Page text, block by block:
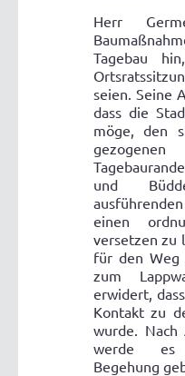
Herr
Tagebau
seien. Seine
dass die
möge, den
und
einen
versetzen zu
für den Weg
zum
erwidert,
Kontakt zu
wurde. Nach
werde es
Begehung